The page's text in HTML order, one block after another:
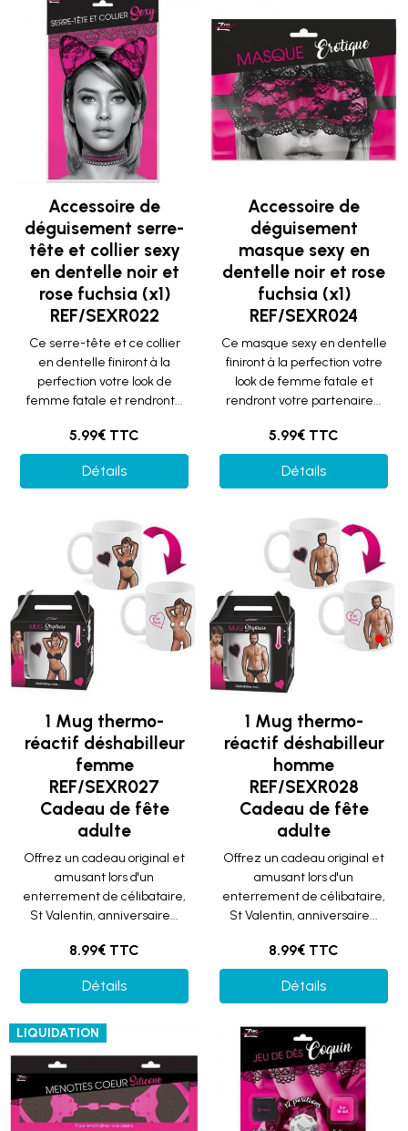
Accessoire de
déguisement serre-
tête et collier sexy
en dentelle noir et
rose fuchsia (x1)
REF/SEXR022
Ce serre-tête et ce collier
en dentelle finiront à la
perfection votre look de
femme fatale et rendront...
5.99€ TTC
Détails
Accessoire de
déguisement
masque sexy en
dentelle noir et rose
fuchsia (x1)
REF/SEXR024
Ce masque sexy en dentelle
finiront à la perfection votre
look de femme fatale et
rendront votre partenaire...
5.99€ TTC
Détails
1 Mug thermo-
réactif déshabilleur
femme
REF/SEXR027
Cadeau de fête
adulte
Offrez un cadeau original et
amusant lors d'un
enterrement de célibataire,
St Valentin, anniversaire...
8.99€ TTC
Détails
1 Mug thermo-
réactif déshabilleur
homme
REF/SEXR028
Cadeau de fête
adulte
Offrez un cadeau original et
amusant lors d'un
enterrement de célibataire,
St Valentin, anniversaire...
8.99€ TTC
Détails
LIQUIDATION